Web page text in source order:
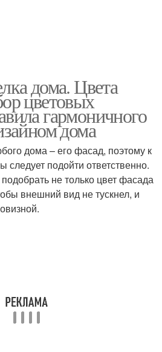
дома. Цвета
цветовых
гармоничного
дома
дома – его фасад, поэтому к
следует подойти ответственно.
не только цвет фасада
внешний вид не тускнел, и